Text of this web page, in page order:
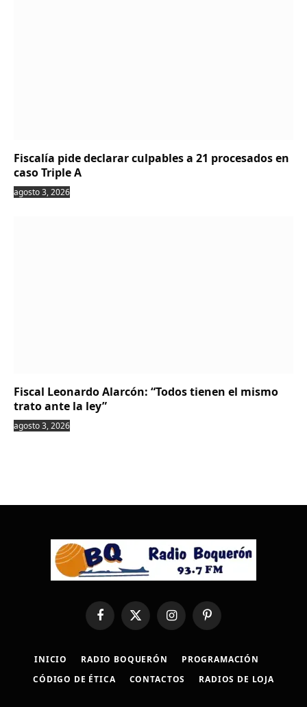
Fiscalía pide declarar culpables a 21 procesados en
caso Triple A
agosto 3, 2026
Fiscal Leonardo Alarcón: “Todos tienen el mismo
trato ante la ley”
agosto 3, 2026
FacebookX
(Twitter)
InstagramPinterest
INICIO RADIO BOQUERÓN
PROGRAMACIÓN
CÓDIGO DE ÉTICA
CONTACTOS RADIOS DE LOJA